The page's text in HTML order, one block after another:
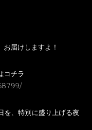
お届けしますよ！
コチラ
を、特別に盛り上げる夜